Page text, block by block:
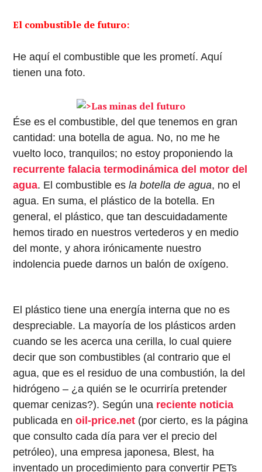
El combustible de futuro:
He aquí el combustible que les prometí. Aquí
tienen una foto.
Ése es el combustible, del que tenemos en gran
cantidad: una botella de agua. No, no me he
vuelto loco, tranquilos; no estoy proponiendo la
recurrente falacia termodinámica del motor del
agua. El combustible esla botella de agua, no el
agua. En suma, el plástico de la botella. En
general, el plástico, que tan descuidadamente
hemos tirado en nuestros vertederos y en medio
del monte, y ahora irónicamente nuestro
indolencia puede darnos un balón de oxígeno.
El plástico tiene una energía interna que no es
despreciable. La mayoría de los plásticos arden
cuando se les acerca una cerilla, lo cual quiere
decir que son combustibles (al contrario que el
agua, que es el residuo de una combustión, la del
hidrógeno – ¿a quién se le ocurriría pretender
quemar cenizas?). Según una reciente noticia
publicada enoil-price.net (por cierto, es la página
que consulto cada día para ver el precio del
petróleo), una empresa japonesa, Blest, ha
inventado un procedimiento para convertir PETs